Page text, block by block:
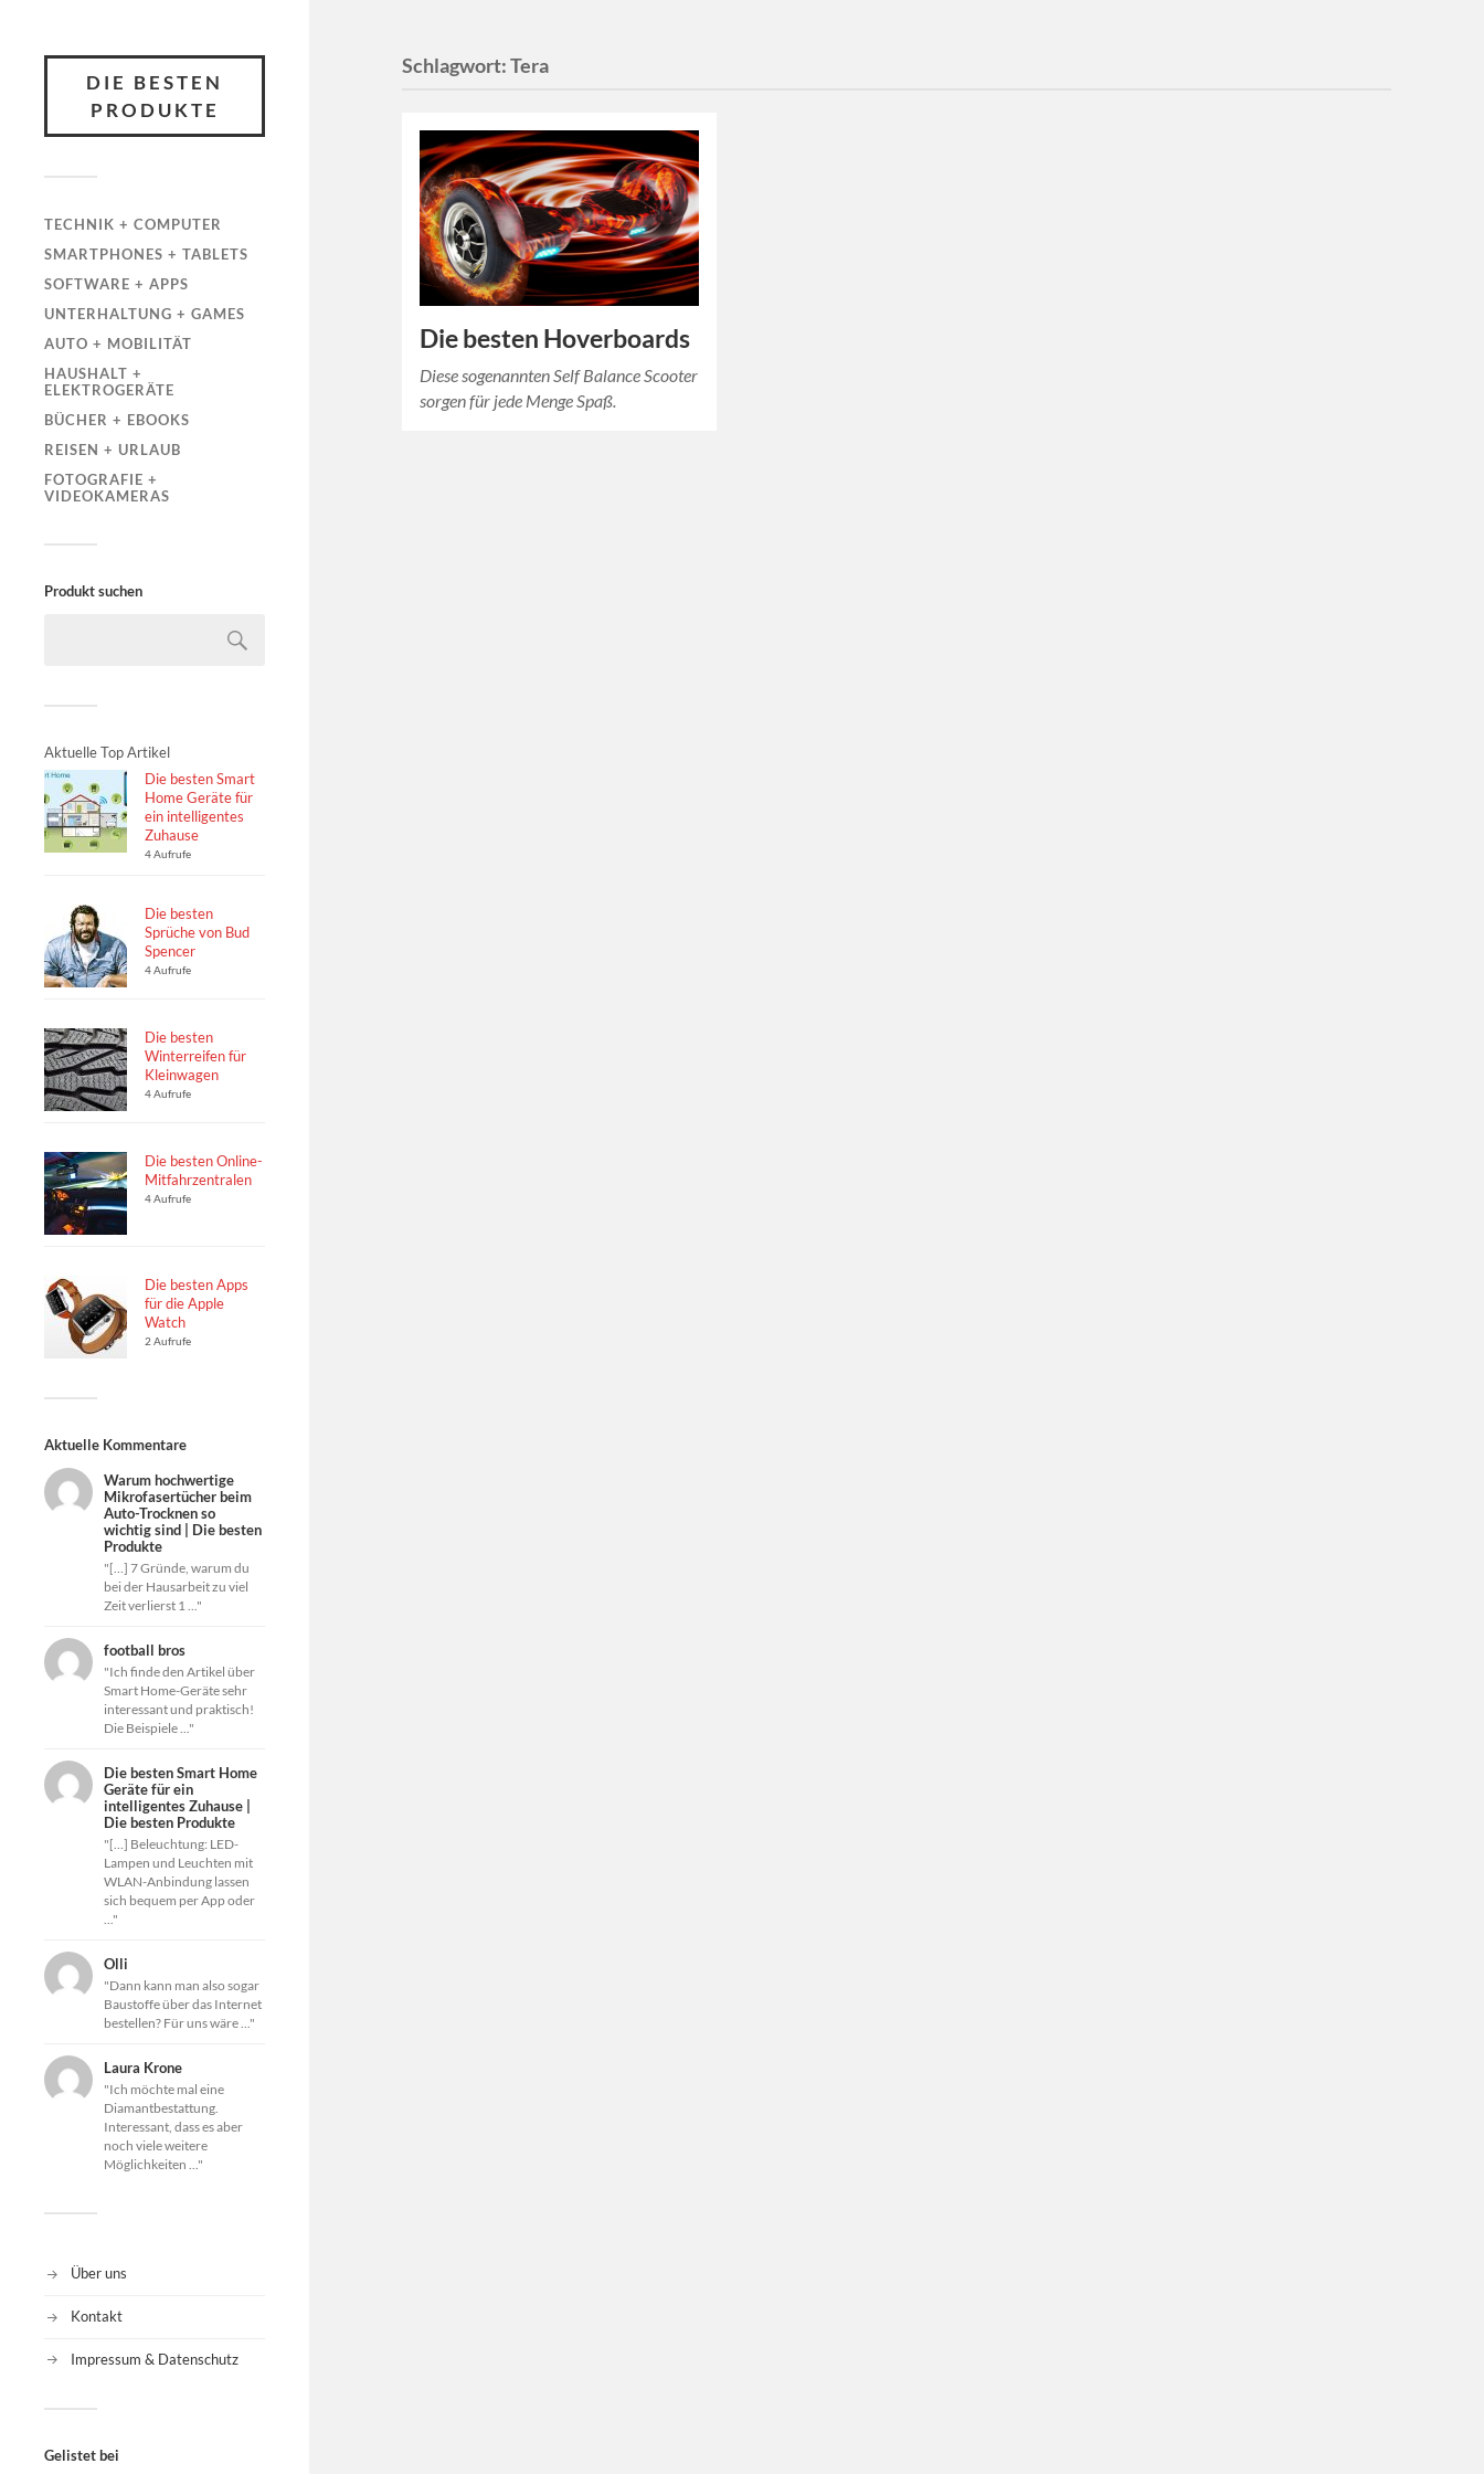
DIE BESTEN
PRODUKTE
TECHNIK + COMPUTER
SMARTPHONES + TABLETS
SOFTWARE + APPS
UNTERHALTUNG + GAMES
AUTO + MOBILITÄT
HAUSHALT +
ELEKTROGERÄTE
BÜCHER + EBOOKS
REISEN + URLAUB
FOTOGRAFIE +
VIDEOKAMERAS
Produkt suchen
Aktuelle Top Artikel
Die besten Smart
Home Geräte für
ein intelligentes
Zuhause
4 Aufrufe
Die besten
Sprüche von Bud
Spencer
4 Aufrufe
Die besten
Winterreifen für
Kleinwagen
4 Aufrufe
Die besten Online-
Mitfahrzentralen
4 Aufrufe
Die besten Apps
für die Apple
Watch
2 Aufrufe
Aktuelle Kommentare
Warum hochwertige
Mikrofasertücher beim
Auto-Trocknen so
wichtig sind | Die besten
Produkte
"[…] 7 Gründe, warum du
bei der Hausarbeit zu viel
Zeit verlierst 1 ..."
football bros
"Ich finde den Artikel über
Smart Home-Geräte sehr
interessant und praktisch!
Die Beispiele ..."
Die besten Smart Home
Geräte für ein
intelligentes Zuhause |
Die besten Produkte
"[…] Beleuchtung: LED-
Lampen und Leuchten mit
WLAN-Anbindung lassen
sich bequem per App oder
..."
Olli
"Dann kann man also sogar
Baustoffe über das Internet
bestellen? Für uns wäre ..."
Laura Krone
"Ich möchte mal eine
Diamantbestattung.
Interessant, dass es aber
noch viele weitere
Möglichkeiten ..."
Über uns
Kontakt
Impressum & Datenschutz
Gelistet bei
Schlagwort:Tera
Die besten Hoverboards
Diese sogenannten Self Balance Scooter
sorgen für jede Menge Spaß.